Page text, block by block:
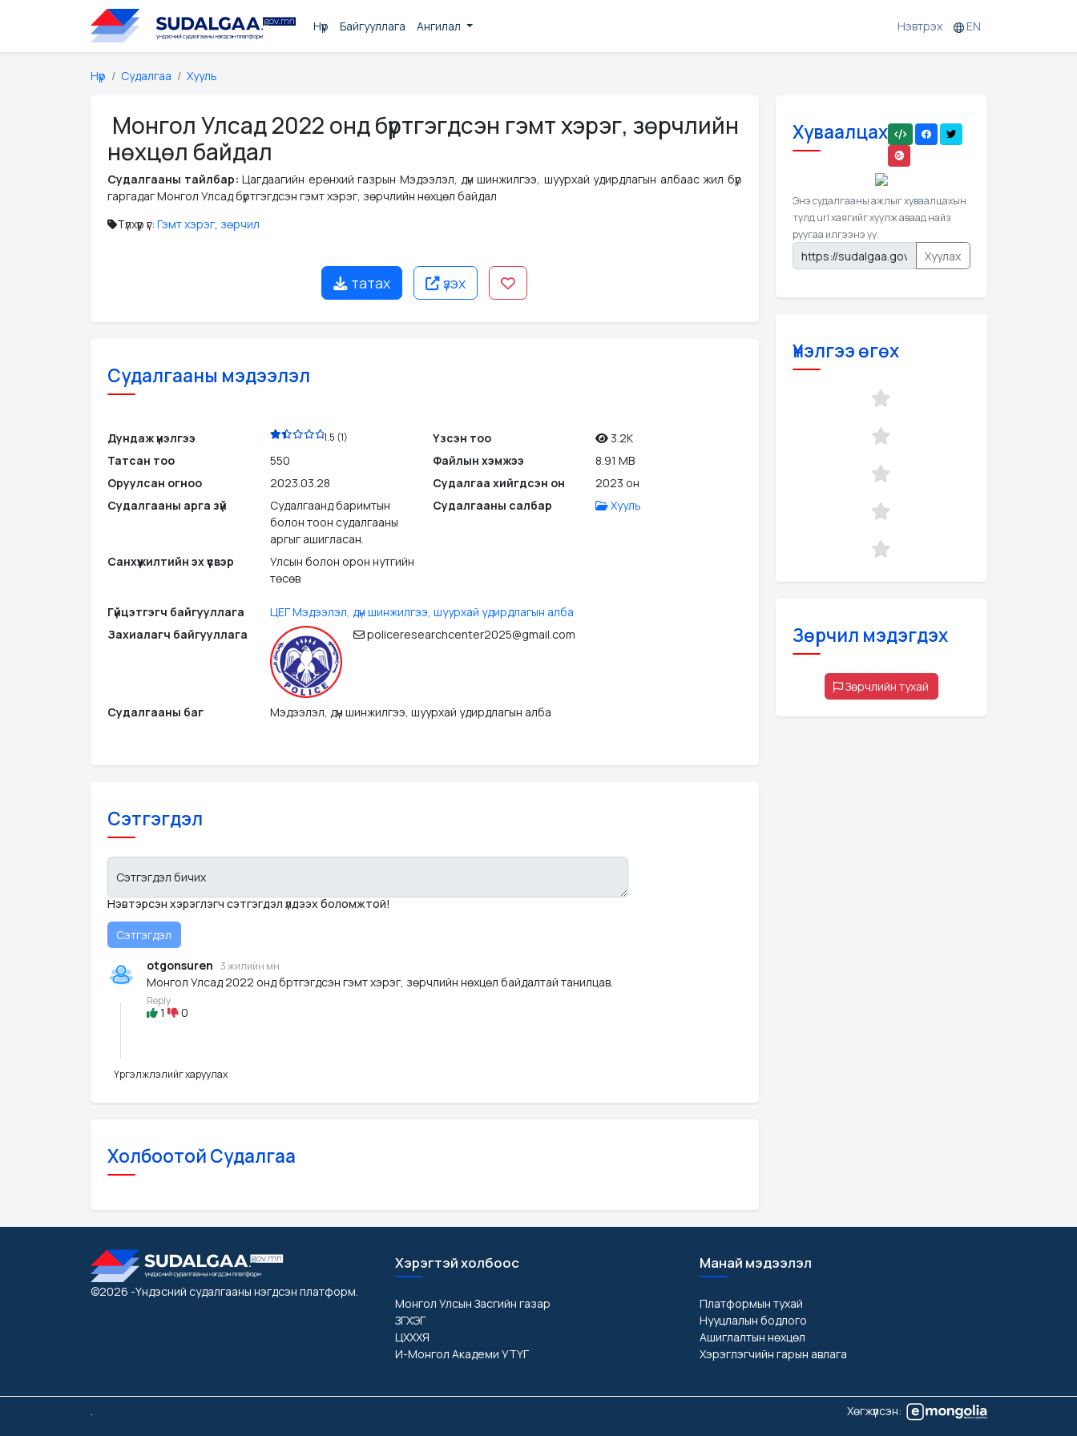
Нүүр Байгууллага Ангилал Нэвтрэх EN
Нүүр Судалгаа Хууль
Монгол Улсад 2022 онд бүртгэгдсэн гэмт хэрэг, зөрчлийн
нөхцөл байдал
Судалгааны тайлбар:Цагдаагийн ерөнхий газрын Мэдээлэл, дүн шинжилгээ, шуурхай удирдлагын албаас жил бүр
гаргадаг Монгол Улсад бүртгэгдсэн гэмт хэрэг, зөрчлийн нөхцөл байдал
Түлхүүр үг: Гэмт хэрэг, зөрчил
татах үзэх
Судалгааны мэдээлэл
Дундаж үнэлгээ 1.5 (1) Үзсэн тоо
3.2K
Татсан тоо
550 Файлын хэмжээ
8.91 MB
Оруулсан огноо
2023.03.28 Судалгаа хийгдсэн он
2023 он
Судалгааны арга зүй
Судалгаанд баримтын
болон тоон судалгааны
аргыг ашигласан.
Судалгааны салбар Хууль
Санхүүжилтийн эх үүсвэр
Улсын болон орон нутгийн
төсөв
Гүйцэтгэгч байгууллага
ЦЕГ Мэдээлэл, дүн шинжилгээ, шуурхай удирдлагын алба
Захиалагч байгууллага
policeresearchcenter2025@gmail.com
Судалгааны баг Мэдээлэл, дүн шинжилгээ, шуурхай удирдлагын алба
Сэтгэгдэл
Сэтгэгдэл бичих
Нэвтэрсэн хэрэглэгч сэтгэгдэл үлдээх боломжтой!
otgonsuren 3 жилийн өмнө
Монгол Улсад 2022 онд бүртгэгдсэн гэмт хэрэг, зөрчлийн нөхцөл байдалтай танилцав.
Reply
1 0
Үргэлжлэлийг харуулах
Холбоотой Судалгаа
Хуваалцах
Энэ судалгааны ажлыг хуваалцахын
тулд url хаягийг хуулж аваад найз
руугаа илгээнэ үү.
Хуулах
Үнэлгээ өгөх
Зөрчил мэдэгдэх
Зөрчлийн тухай
©2026 -Үндэсний судалгааны нэгдсэн платформ.
Хэрэгтэй холбоос
Монгол Улсын Засгийн газар
ЗГХЭГ
ЦХХХЯ
И-Монгол Академи УТҮГ
Манай мэдээлэл
Платформын тухай
Нууцлалын бодлого
Ашиглалтын нөхцөл
Хэрэглэгчийн гарын авлага
. Хөгжүүлсэн: